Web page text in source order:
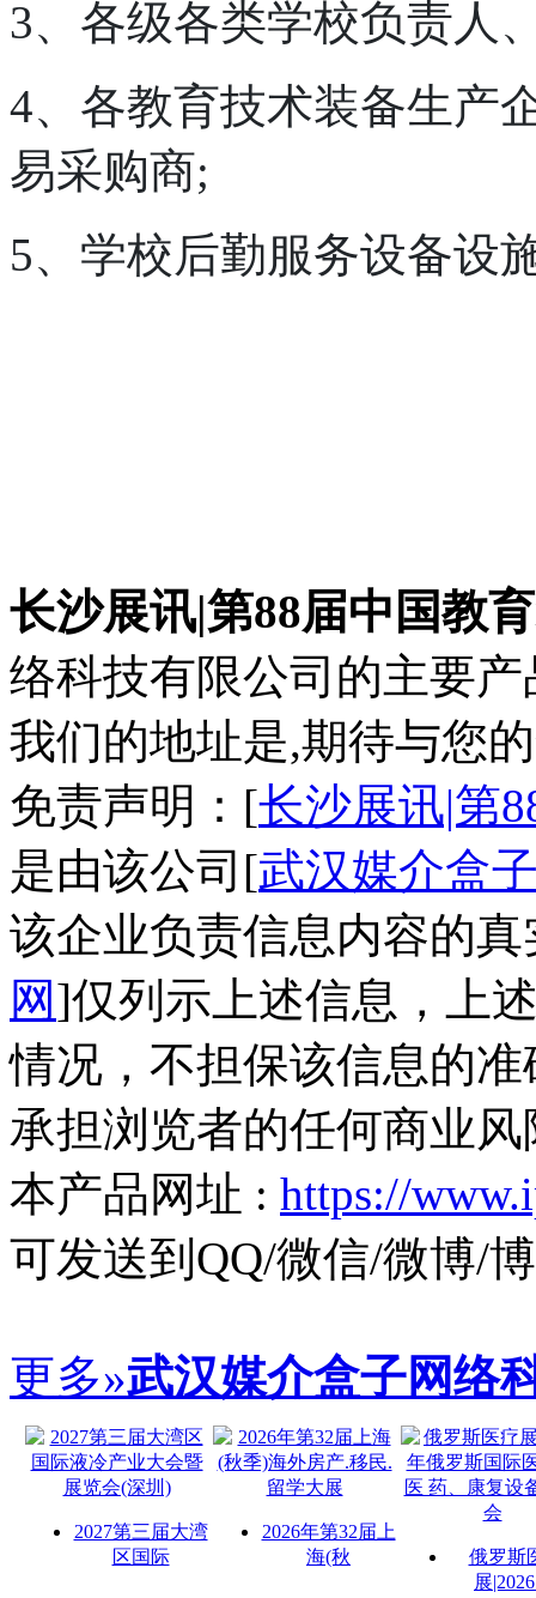
3、各级各类学校负责人
4、各教育技术装备生产
易采购商;
5、学校后勤服务设备设
长沙展讯|第88届中国教
络科技有限公司的主要
我们的地址是,期待与您
免责声明：[长沙展讯|第
是由该公司[武汉媒介盒
该企业负责信息内容的
网]仅列示上述信息，上
情况，不担保该信息的
承担浏览者的任何商业风
本产品网址 : https://
可发送到QQ/微信/微博/
更多»武汉媒介盒子网络
2027第三届大湾
区国际
2026年第32届上
海(秋
俄罗斯
展